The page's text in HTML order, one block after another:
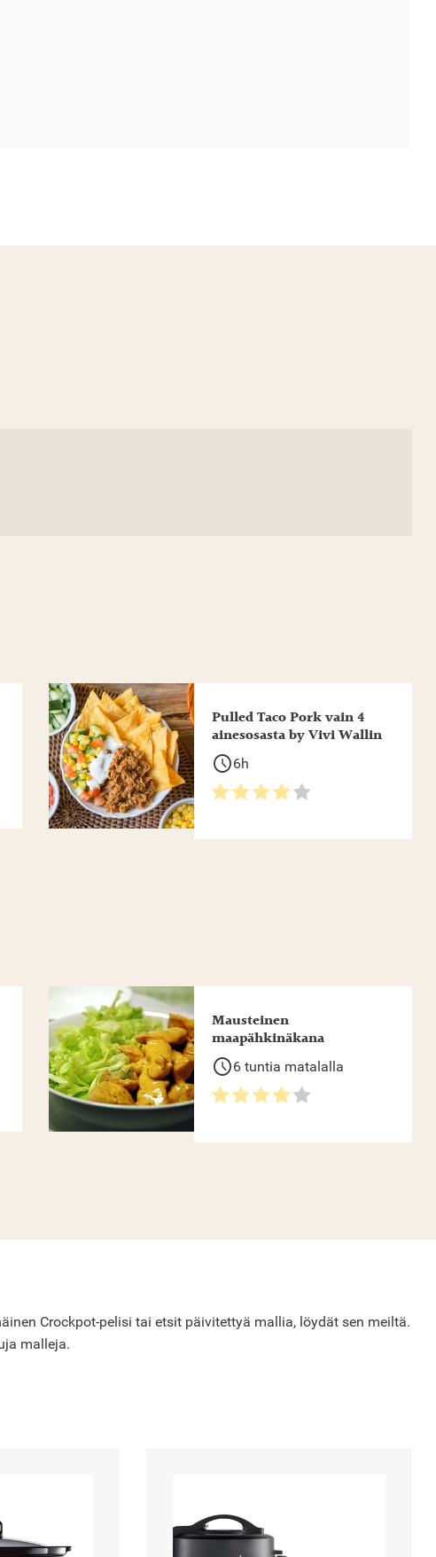
Pulled Taco Pork vain 4
ainesosasta by Vivi Wallin
schedule6h
Mausteinen
maapähkinäkana
schedule6 tuntia matalalla
Crockpot-pelisi tai etsit päivitettyä mallia, löydät sen meiltä.
malleja.